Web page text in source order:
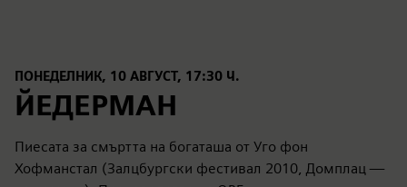
ПОНЕДЕЛНИК, 10 АВГУСТ, 17:30 Ч.
ЙЕДЕРМАН
Пиесата за смъртта на богаташа от Уго фон
Хофманстал (Залцбургски фестивал 2010, Домплац —